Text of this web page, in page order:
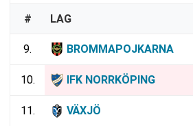
# LAG
9. BROMMAPOJKARNA
10. IFK NORRKÖPING
11. VÄXJÖ